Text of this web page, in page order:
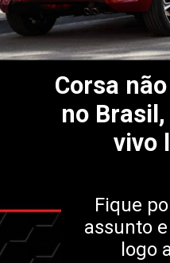
Corsa
no
vivo
Fique
assunto
logo